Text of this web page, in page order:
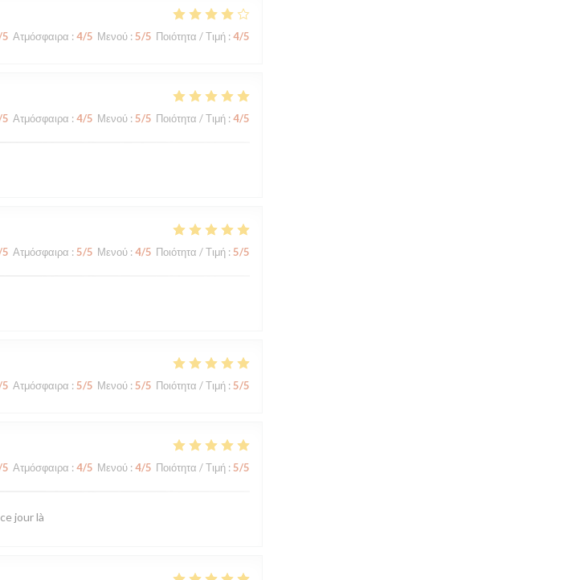
Ατμόσφαιρα : 4/5 Μενού : 5/5 Ποιότητα / Τιμή : 4/5
Ατμόσφαιρα : 4/5 Μενού : 5/5 Ποιότητα / Τιμή : 4/5
Ατμόσφαιρα : 5/5 Μενού : 4/5 Ποιότητα / Τιμή : 5/5
Ατμόσφαιρα : 5/5 Μενού : 5/5 Ποιότητα / Τιμή : 5/5
Ατμόσφαιρα : 4/5 Μενού : 4/5 Ποιότητα / Τιμή : 5/5
jour là